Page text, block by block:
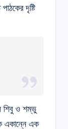
দৃষ্টি
শিবু ও শম্ভু
একান্নে এক